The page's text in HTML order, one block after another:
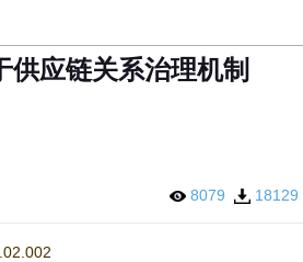
应链关系治理机制
8079 18129